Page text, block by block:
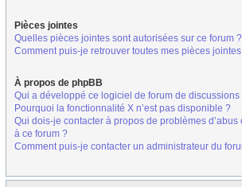
Pièces jointes
Quelles pièces jointes sont autorisées sur ce forum ?
Comment puis-je retrouver toutes mes pièces
À propos de phpBB
Qui a développé ce logiciel de forum de discussions
Pourquoi la fonctionnalité X n’est pas disponible ?
Qui dois-je contacter à propos de problèmes d’abus
à ce forum ?
Comment puis-je contacter un administrateur du